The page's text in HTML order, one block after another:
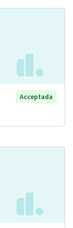
Acceptada